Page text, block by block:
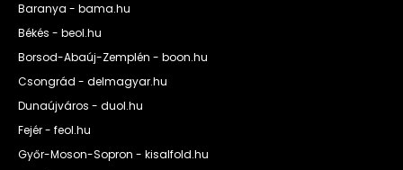
Baranya - bama.hu
Békés - beol.hu
Borsod-Abaúj-Zemplén - boon.hu
Csongrád - delmagyar.hu
Dunaújváros - duol.hu
Fejér - feol.hu
Győr-Moson-Sopron - kisalfold.hu